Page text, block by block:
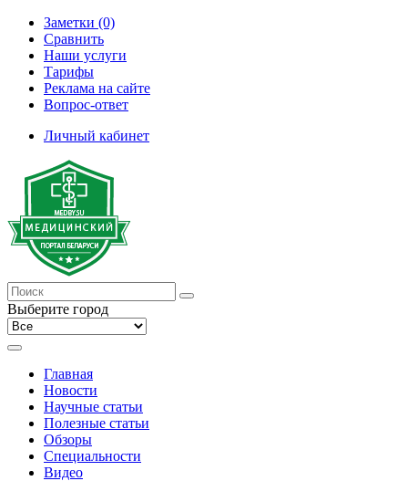
Заметки (0)
Сравнить
Наши услуги
Тарифы
Реклама на сайте
Вопрос-ответ
Личный кабинет
Выберите город
Главная
Новости
Научные статьи
Полезные статьи
Обзоры
Специальности
Видео